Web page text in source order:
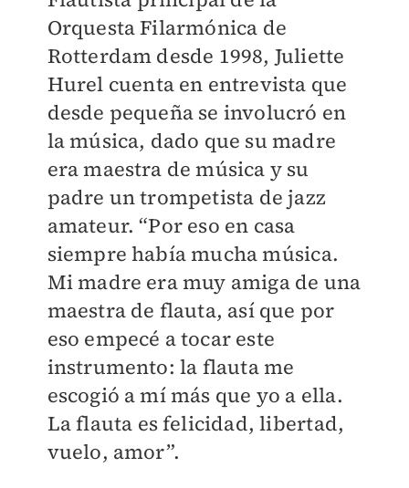
Orquesta Filarmónica de
Rotterdam desde 1998, Juliette
Hurel cuenta en entrevista que
desde pequeña se involucró en
la música, dado que su madre
era maestra de música y su
padre un trompetista de jazz
amateur. “Por eso en casa
siempre había mucha música.
Mi madre era muy amiga de una
maestra de flauta, así que por
eso empecé a tocar este
instrumento: la flauta me
escogió a mí más que yo a ella.
La flauta es felicidad, libertad,
vuelo, amor”.